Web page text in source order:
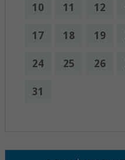
10 11 12
17 18 19
24 25 26
31